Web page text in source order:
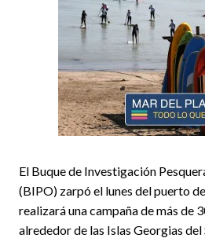
El Buque de Investigación
(BIPO) zarpó el lunes del puerto
realizará una campaña de más de
alrededor de las Islas Georgias del